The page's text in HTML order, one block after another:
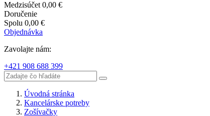
Medzisúčet 0,00 €
Doručenie
Spolu 0,00 €
Objednávka
Zavolajte nám:
+421 908 688 399
Úvodná stránka
Kancelárske potreby
Zošívačky